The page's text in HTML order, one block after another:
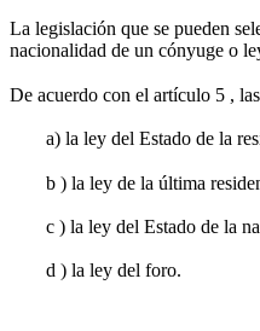
La legislación que se pueden
nacionalidad de un cónyuge o
De acuerdo con el artículo 5 ,
a) la ley del Estado de la
b ) la ley de la última
c ) la ley del Estado de la
d ) la ley del foro.